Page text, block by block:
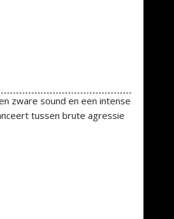
zware sound en een intense
tussen brute agressie